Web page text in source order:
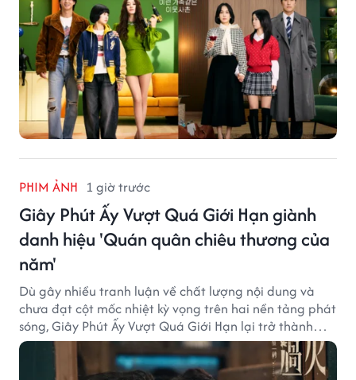
PHIM ẢNH 1 giờ trước
Giây Phút Ấy Vượt Quá Giới Hạn giành
danh hiệu 'Quán quân chiêu thương của
năm'
Dù gây nhiều tranh luận về chất lượng nội dung và
chưa đạt cột mốc nhiệt kỳ vọng trên hai nền tảng phát
sóng, Giây Phút Ấy Vượt Quá Giới Hạn lại trở thành
hiện tượng ở khía cạnh thương mại.